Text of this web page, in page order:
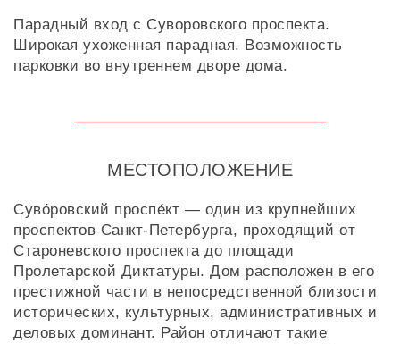
Парадный вход с Суворовского проспекта.
Широкая ухоженная парадная. Возможность
парковки во внутреннем дворе дома.
МЕСТОПОЛОЖЕНИЕ
Суво́ровский проспе́кт — один из крупнейших
проспектов Санкт-Петербурга, проходящий от
Староневского проспекта до площади
Пролетарской Диктатуры. Дом расположен в его
престижной части в непосредственной близости
исторических, культурных, административных и
деловых доминант. Район отличают такие